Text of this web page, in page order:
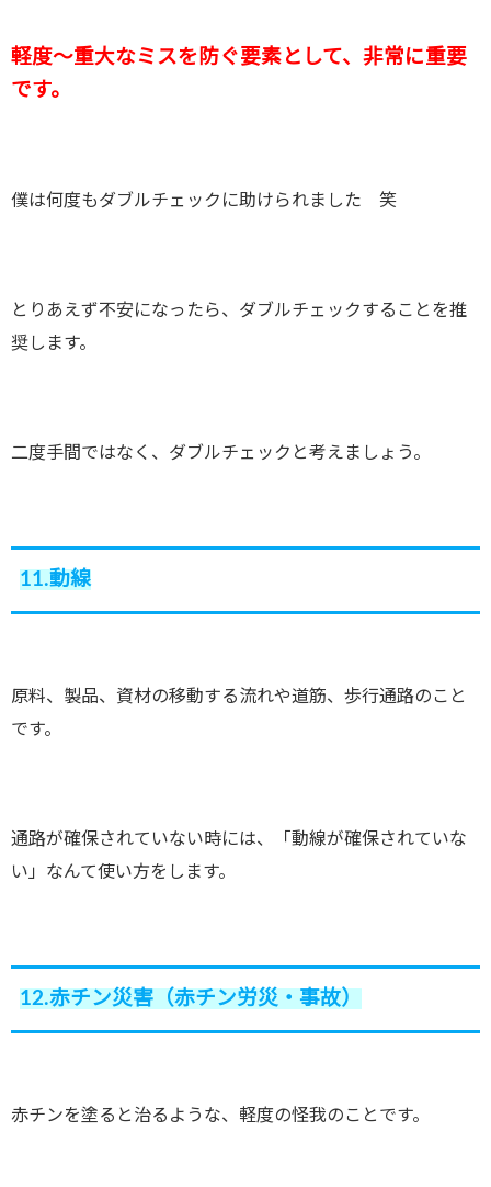
軽度～重大なミスを防ぐ要素として、非常に重要
です。
僕は何度もダブルチェックに助けられました 笑
とりあえず不安になったら、ダブルチェックすることを推
奨します。
二度手間ではなく、ダブルチェックと考えましょう。
11.動線
原料、製品、資材の移動する流れや道筋、歩行通路のこと
です。
通路が確保されていない時には、「動線が確保されていな
い」なんて使い方をします。
12.赤チン災害（赤チン労災・事故）
赤チンを塗ると治るような、軽度の怪我のことです。